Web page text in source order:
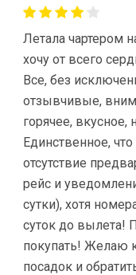
Летала чартером
хочу от всего
Все, без
отзывчивые,
горячее, вкусное,
Единственное,
отсутствие
рейс и
сутки), хотя
суток до вылета!
покупать! Желаю
посадок и